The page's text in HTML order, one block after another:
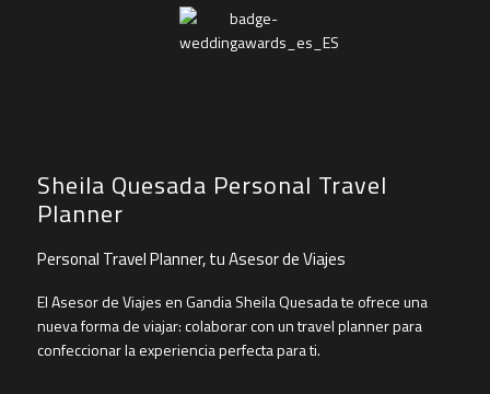
Sheila Quesada Personal Travel
Planner
Personal Travel Planner, tu Asesor de Viajes
El Asesor de Viajes en Gandia Sheila Quesada te ofrece una
nueva forma de viajar: colaborar con un travel planner para
confeccionar la experiencia perfecta para ti.